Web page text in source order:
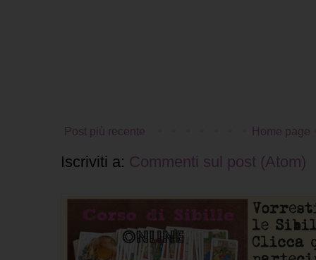
Post più recente Home page
Iscriviti a: Commenti sul post (Atom)